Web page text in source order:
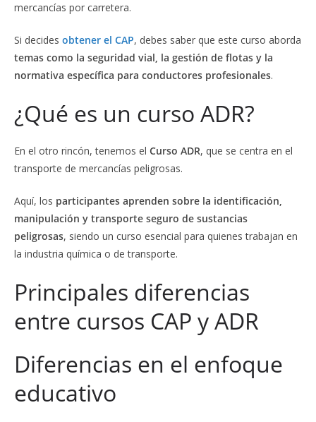
mercancías por carretera.
Si decides obtener el CAP, debes saber que este curso aborda
temas como la seguridad vial, la gestión de flotas y la
normativa específica para conductores profesionales.
¿Qué es un curso ADR?
En el otro rincón, tenemos el Curso ADR, que se centra en el
transporte de mercancías peligrosas.
Aquí, los participantes aprenden sobre la identificación,
manipulación y transporte seguro de sustancias
peligrosas, siendo un curso esencial para quienes trabajan en
la industria química o de transporte.
Principales diferencias
entre cursos CAP y ADR
Diferencias en el enfoque
educativo